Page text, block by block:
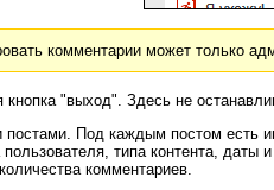
комментарии может только
кнопка "выход". Здесь не
Под каждым постом есть
типа контента,
комментариев.